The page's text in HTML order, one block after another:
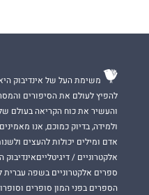
משימת העל של אינדיבוק
להפיץ לעולם את הסיפורים
והעשיר את כוח הקריאה בעולם
ולמידה, בדיוק כמוכם, אנו
אדם ומילים יכולות להעצים
אלקטרוניים /
ספרים אלקטרוניים בשפה
הספרים בפני המון סופרים